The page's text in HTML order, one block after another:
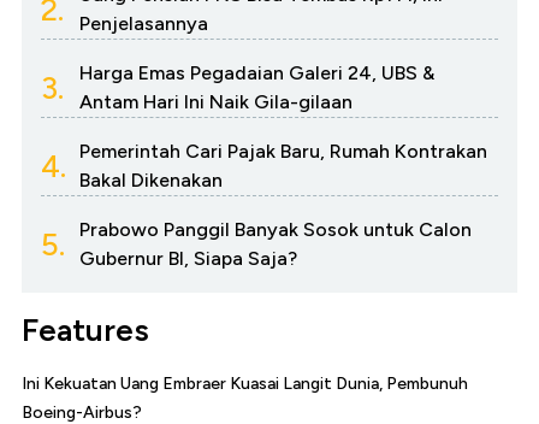
2.
Penjelasannya
3.
Harga Emas Pegadaian Galeri 24, UBS &
Antam Hari Ini Naik Gila-gilaan
4.
Pemerintah Cari Pajak Baru, Rumah Kontrakan
Bakal Dikenakan
5.
Prabowo Panggil Banyak Sosok untuk Calon
Gubernur BI, Siapa Saja?
Features
Ini Kekuatan Uang Embraer Kuasai Langit Dunia, Pembunuh
Boeing-Airbus?